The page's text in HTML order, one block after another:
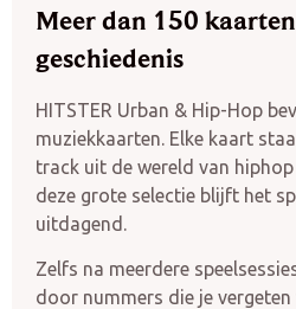
Meer dan 150
geschiedenis
HITSTER Urban & Hip-Hop
muziekkaarten. Elke kaart
track uit de wereld van
deze grote selectie blijft het
uitdagend.
Zelfs na meerdere
door nummers die je